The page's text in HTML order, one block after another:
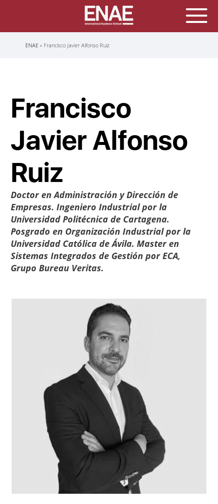
Sobrescribir
ENAE Francisco Javier Alfonso Ruiz
Francisco
Javier Alfonso
Ruiz
Doctor en Administración y Dirección de
Empresas. Ingeniero Industrial por la
Universidad Politécnica de Cartagena.
Posgrado en Organización Industrial por la
Universidad Católica de Ávila. Master en
Sistemas Integrados de Gestión por ECA,
Grupo Bureau Veritas.